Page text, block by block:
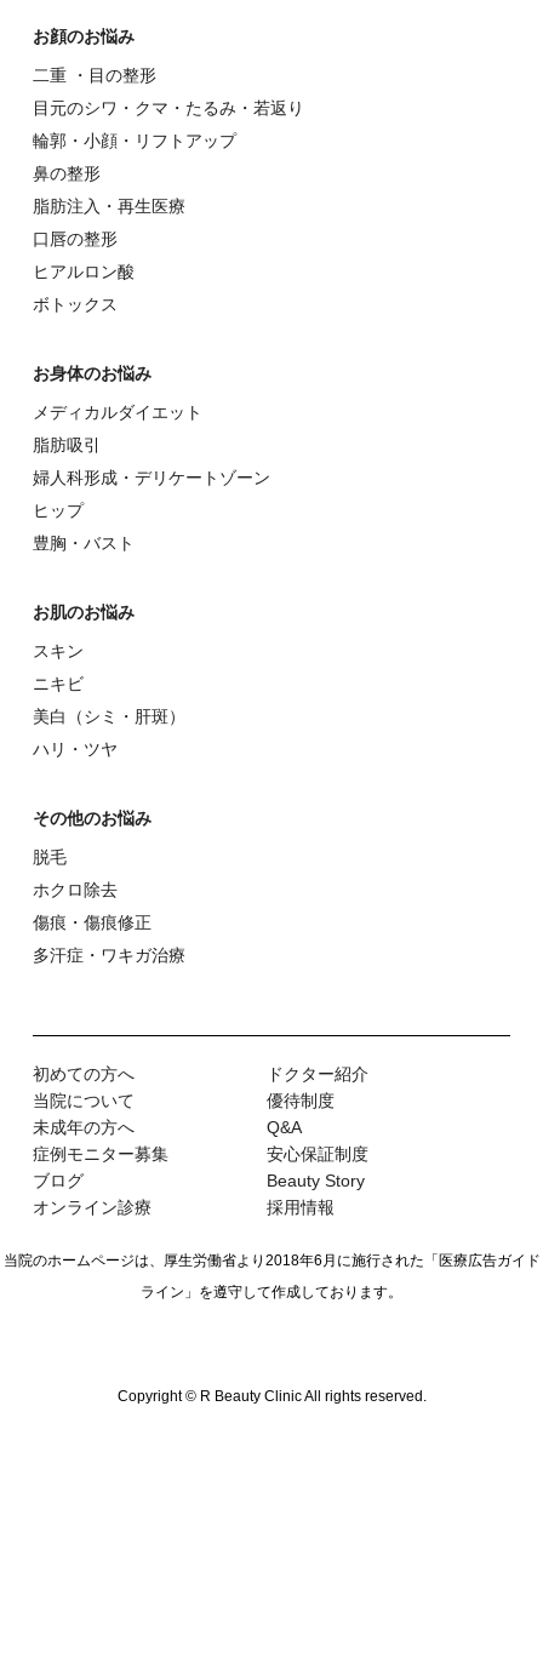
お顔のお悩み
⼆重 ・⽬の整形
⽬元のシワ・クマ・たるみ・若返り
輪郭・⼩顔・リフトアップ
⿐の整形
脂肪注入・再生医療
⼝唇の整形
ヒアルロン酸
ボトックス
お⾝体のお悩み
メディカルダイエット
脂肪吸引
婦⼈科形成・デリケートゾーン
ヒップ
豊胸・バスト
お肌のお悩み
スキン
ニキビ
美⽩（シミ・肝斑）
ハリ・ツヤ
その他のお悩み
脱⽑
ホクロ除去
傷痕・傷痕修正
多汗症・ワキガ治療
初めての⽅へ
ドクター紹介
当院について
優待制度
未成年の方へ
Q&A
症例モニター募集
安心保証制度
ブログ
Beauty Story
オンライン診療
採用情報
当院のホームページは、厚生労働省より2018年6月に施行された 「医療広告ガイド
ライン」を遵守して作成しております。
Copyright © R Beauty Clinic All rights reserved.